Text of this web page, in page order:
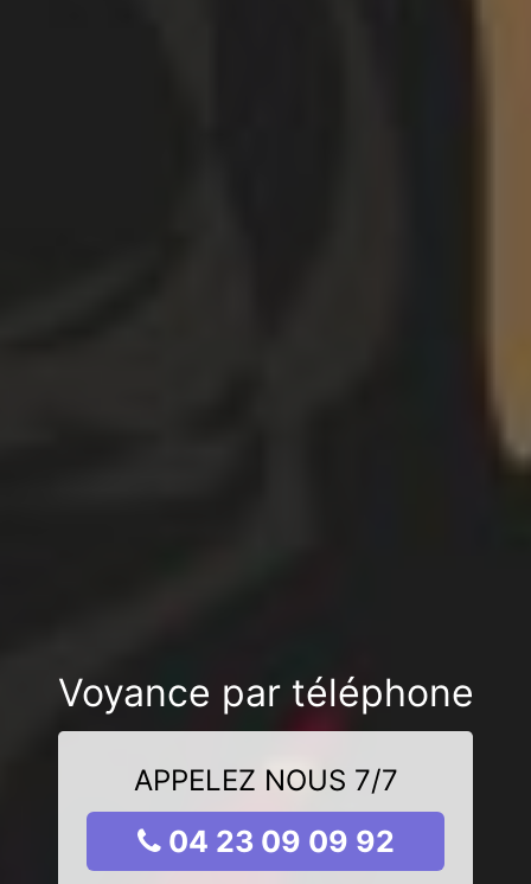
Voyance par téléphone
APPELEZ NOUS 7/7
04 23 09 09 92